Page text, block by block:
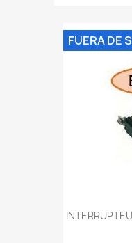
FUERA DE